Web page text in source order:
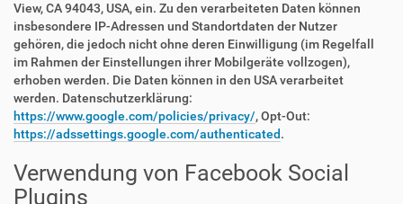
View, CA 94043, USA, ein. Zu den verarbeiteten Daten können
insbesondere IP-Adressen und Standortdaten der Nutzer
gehören, die jedoch nicht ohne deren Einwilligung (im Regelfall
im Rahmen der Einstellungen ihrer Mobilgeräte vollzogen),
erhoben werden. Die Daten können in den USA verarbeitet
werden. Datenschutzerklärung:
https://www.google.com/policies/privacy/, Opt-Out:
https://adssettings.google.com/authenticated.
Verwendung von Facebook Social
Plugins